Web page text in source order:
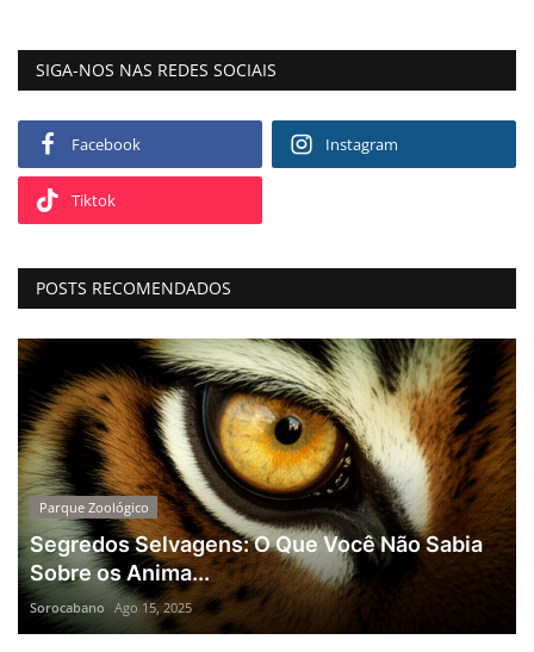
SIGA-NOS NAS REDES SOCIAIS
Facebook Instagram
Tiktok
POSTS RECOMENDADOS
Parque Zoológico
Segredos Selvagens: O Que Você Não Sabia
Sobre os Anima...
Sorocabano Ago 15, 2025